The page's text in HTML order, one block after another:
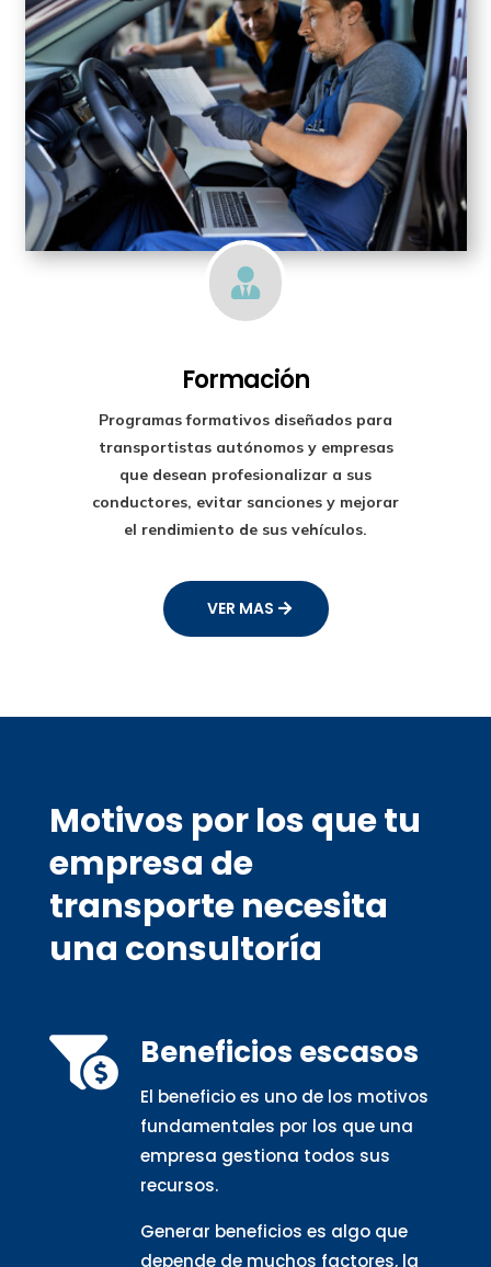

Formación
Programas formativos diseñados para
transportistas autónomos y empresas
que desean profesionalizar a sus
conductores, evitar sanciones y mejorar
el rendimiento de sus vehículos.
VER MAS
Motivos por los que tu
empresa de
transporte necesita
una consultoría
 Beneficios escasos
El beneficio es uno de los motivos
fundamentales por los que una
empresa gestiona todos sus
recursos.
Generar beneficios es algo que
depende de muchos factores, la